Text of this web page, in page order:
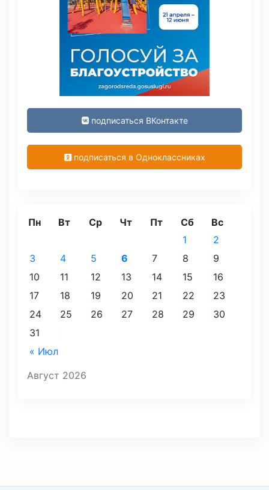
подписаться ВКонтакте
подписаться в Одноклассниках
Август 2026
Пн Вт Ср Чт Пт Сб Вс
« Июл
1
2
3
4 5 6 7 8
9
10
11 12 13 14 15
16
17
18 19 20 21 22
23
24
25 26 27 28 29
30
31